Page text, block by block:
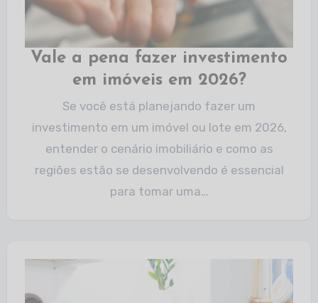
Vale a pena fazer investimento
em imóveis em 2026?
Se você está planejando fazer um
investimento em um imóvel ou lote em 2026,
entender o cenário imobiliário e como as
regiões estão se desenvolvendo é essencial
para tomar uma…